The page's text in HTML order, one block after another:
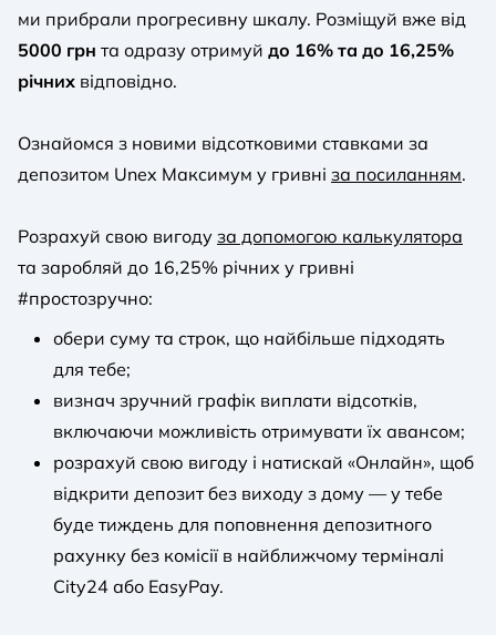
ми прибрали прогресивну шкалу. Розміщуй вже від
5000 грн та одразу отримуй до 16% та до 16,25%
річних відповідно.
Ознайомся з новими відсотковими ставками за
депозитом Unex Максимум у гривні за посиланням.
Розрахуй свою вигоду за допомогою калькулятора
та заробляй до 16,25% річних у гривні
#простозручно:
обери суму та строк, що найбільше підходять
для тебе;
визнач зручний графік виплати відсотків,
включаючи можливість отримувати їх авансом;
розрахуй свою вигоду і натискай «Онлайн», щоб
відкрити депозит без виходу з дому — у тебе
буде тиждень для поповнення депозитного
рахунку без комісії в найближчому терміналі
City24 або EasyPay.